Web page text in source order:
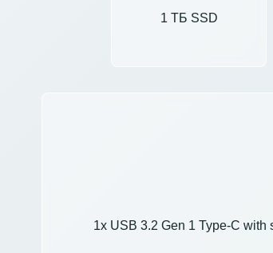
1 ТБ SSD
1x USB 3.2 Gen 1 Type-C with